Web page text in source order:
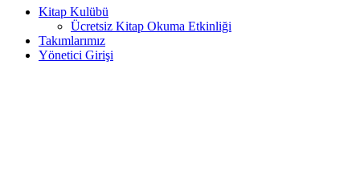
Kitap Kulübü
Ücretsiz Kitap Okuma Etkinliği
Takımlarımız
Yönetici Girişi